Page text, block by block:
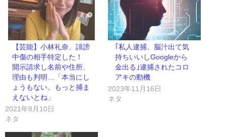
【芸能】小林礼奈、誹謗
中傷の相手特定した！
開示請求し名前や住所、
理由も判明…「本当にし
ょうもない。もっと捕ま
えないとね」
2021年8月10日
ネタ
｢私人逮捕、脳汁出て気
持ちいいしGoogleから
金出る｣逮捕されたコロ
アキの動機
2023年11月16日
ネタ